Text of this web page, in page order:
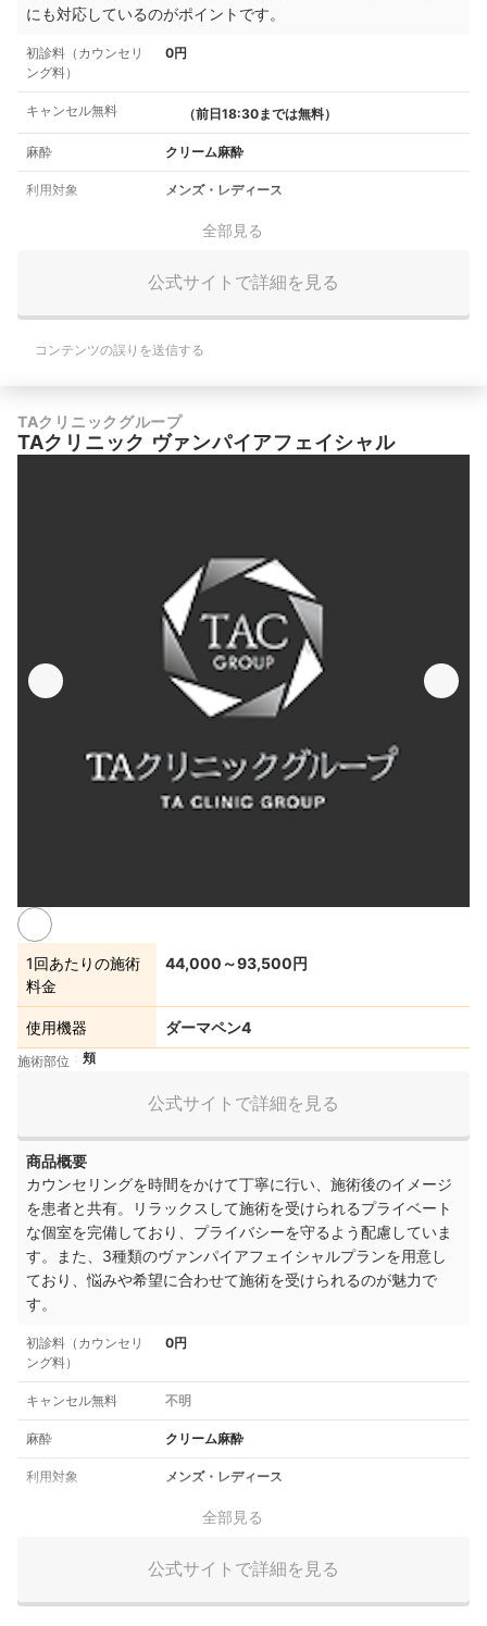
にも対応しているのがポイントです。
初診料（カウンセリ
ング料）
0円
キャンセル無料 （前日18:30までは無料）
麻酔 クリーム麻酔
利用対象 メンズ・レディース
全部見る
公式サイトで詳細を見る
コンテンツの誤りを送信する
TAクリニックグループ
TAクリニック ヴァンパイアフェイシャル
1回あたりの施術
料金
44,000～93,500円
使用機器 ダーマペン4
施術部位 頬
公式サイトで詳細を見る
商品概要
カウンセリングを時間をかけて丁寧に行い、施術後のイメージ
を患者と共有。リラックスして施術を受けられるプライベート
な個室を完備しており、プライバシーを守るよう配慮していま
す。また、3種類のヴァンパイアフェイシャルプランを用意し
ており、悩みや希望に合わせて施術を受けられるのが魅力で
す。
初診料（カウンセリ
ング料）
0円
キャンセル無料 不明
麻酔 クリーム麻酔
利用対象 メンズ・レディース
全部見る
公式サイトで詳細を見る